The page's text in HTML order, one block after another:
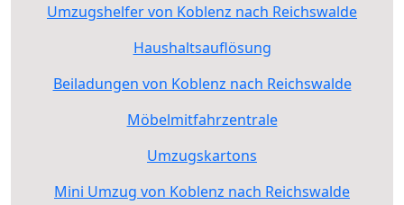
Umzugshelfer von Koblenz nach Reichswalde
Haushaltsauflösung
Beiladungen von Koblenz nach Reichswalde
Möbelmitfahrzentrale
Umzugskartons
Mini Umzug von Koblenz nach Reichswalde